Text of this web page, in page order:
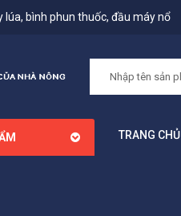
lúa, bình phun thuốc, đầu máy nổ
TRANG CHỦ